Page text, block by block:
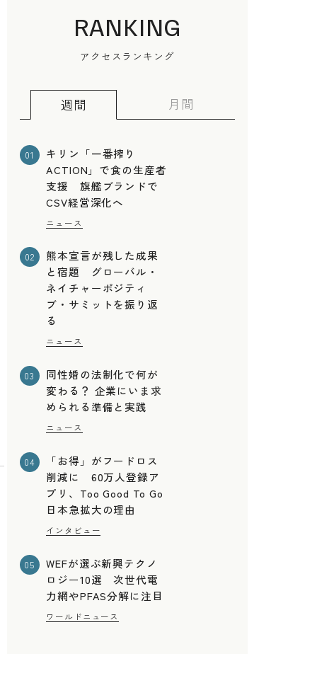
RANKING
アクセスランキング
週間 月間
01
キリン「一番搾り
ACTION」で食の生産者
支援 旗艦ブランドで
CSV経営深化へ
ニュース
02
熊本宣言が残した成果
と宿題 グローバル・
ネイチャーポジティ
ブ・サミットを振り返
る
ニュース
03
同性婚の法制化で何が
変わる？ 企業にいま求
められる準備と実践
ニュース
04
「お得」がフードロス
削減に 60万人登録ア
プリ、Too Good To Go
日本急拡大の理由
インタビュー
05
WEFが選ぶ新興テクノ
ロジー10選 次世代電
力網やPFAS分解に注目
ワールドニュース